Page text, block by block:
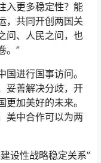
入更多稳定性？能
，共同开创两国关
问、人民之问，也
。”
进行国事访问。
妥善解决分歧，开
加美好的未来。
美中合作可以为两
设性战略稳定关系”